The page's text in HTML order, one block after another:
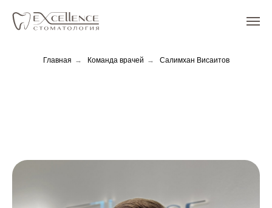
Главная → Команда врачей → Салимхан Висаитов